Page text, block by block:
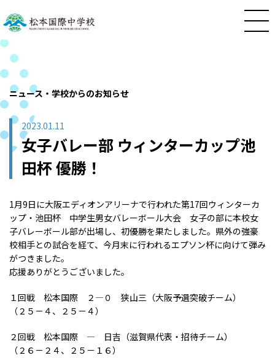
ニュース・学校からのお知らせ
2023.01.11
女子バレー部 ウィンターカップ池
田杯 優勝！
1月9日に大阪エディオンアリーナで行われた第17回ウィンターカ
ップ・池田杯 中学生男女バレーボール大会 女子の部に本校女
子バレーボール部が出場し、初優勝を果たしました。県外の強豪
校相手との試合を経て、今月末に行われるエプソン杯に向けて弾み
がつきました。
応援ありがとうございました。
１回戦 松本国際 ２―０ 狭山三（大阪予選突破チーム）
（２５－４、２５－４）
２回戦 松本国際 ― 日吉（滋賀県代表・招待チーム）
（２６－２４、２５－１６）